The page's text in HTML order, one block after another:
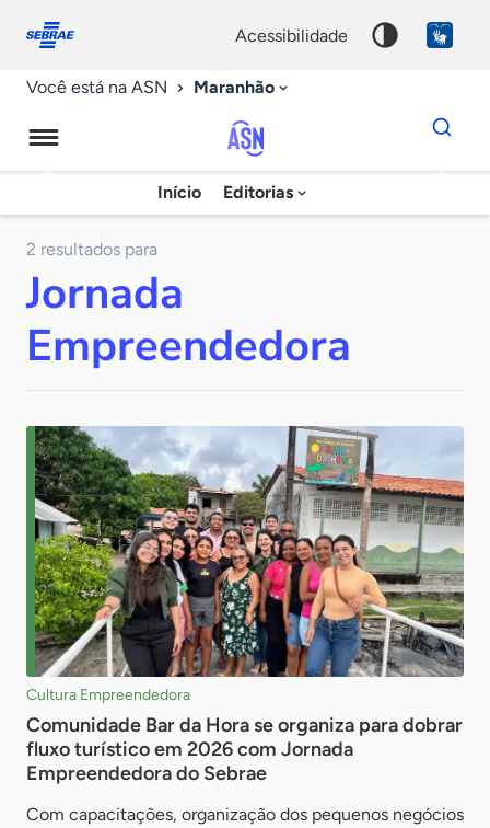
conosco
acessibilidade
Você está na ASN Maranhão
Agência
Sebrae
Início Editorias
Dados
para
chave
2 resultados para
Jornada
Empreendedora
Cultura Empreendedora
Comunidade Bar da Hora se organiza para dobrar
fluxo turístico em 2026 com Jornada
Empreendedora do Sebrae
Com capacitações, organização dos pequenos negócios